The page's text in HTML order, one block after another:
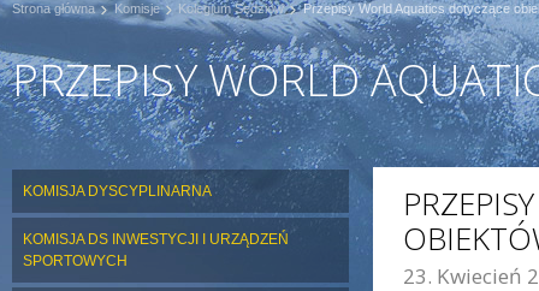
Strona główna Komisje Kolegium Sędziów Przepisy World Aquatics dotyczące
PRZEPISY WORLD
KOMISJA DYSCYPLINARNA
KOMISJA DS INWESTYCJI I URZĄDZEŃ
SPORTOWYCH
23. Kwiecień